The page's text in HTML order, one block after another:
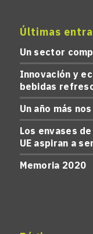
Últimas
Un sector
Innovación y
bebidas
Un año más
Los envases
UE aspiran a
Memoria 2020